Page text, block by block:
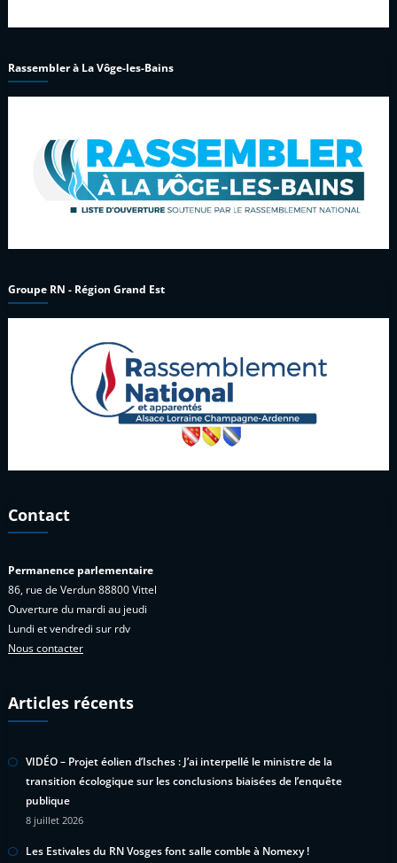
Rassembler à La Vôge-les-Bains
Groupe RN - Région Grand Est
Contact
Permanence parlementaire
86, rue de Verdun 88800 Vittel
Ouverture du mardi au jeudi
Lundi et vendredi sur rdv
Nous contacter
Articles récents
VIDÉO – Projet éolien d’Isches : J’ai interpellé le ministre de la
transition écologique sur les conclusions biaisées de l’enquête
publique
8 juillet 2026
Les Estivales du RN Vosges font salle comble à Nomexy !